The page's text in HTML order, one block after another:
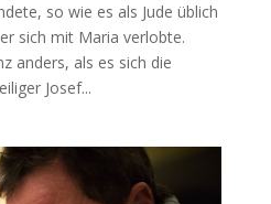
wie es als Jude üblich
sich mit Maria verlobte.
anders, als es sich die
Josef...